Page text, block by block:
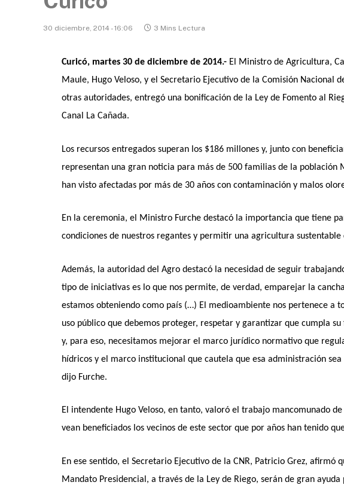
30 diciembre, 2014 - 16:06 3 Mins Lectura
Curicó, martes 30 de diciembre de 2014.- El Ministro de Agricultura,
Maule, Hugo Veloso, y el Secretario Ejecutivo de la Comisión Nacional
otras autoridades, entregó una bonificación de la Ley de Fomento al
Canal La Cañada.
Los recursos entregados superan los $186 millones y, junto con
representan una gran noticia para más de 500 familias de la población
han visto afectadas por más de 30 años con contaminación y malos
En la ceremonia, el Ministro Furche destacó la importancia que tiene
condiciones de nuestros regantes y permitir una agricultura
Además, la autoridad del Agro destacó la necesidad de seguir
tipo de iniciativas es lo que nos permite, de verdad, emparejar la
estamos obteniendo como país (…) El medioambiente nos pertenece a
uso público que debemos proteger, respetar y garantizar que cumpla
y, para eso, necesitamos mejorar el marco jurídico normativo que
hídricos y el marco institucional que cautela que esa administración
dijo Furche.
El intendente Hugo Veloso, en tanto, valoró el trabajo mancomunado
vean beneficiados los vecinos de este sector que por años han tenido
En ese sentido, el Secretario Ejecutivo de la CNR, Patricio Grez, afirmó
Mandato Presidencial, a través de la Ley de Riego, serán de gran